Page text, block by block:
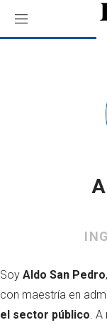
M
e
Soy Aldo San Pedro
con maestría en
el sector público. A